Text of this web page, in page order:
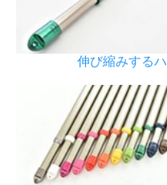
伸び縮みする